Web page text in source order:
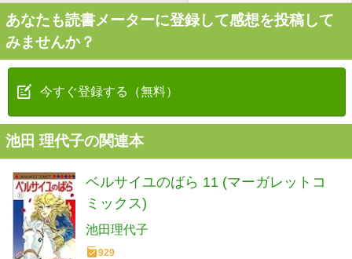
あなたも読書メーターに登録して感想を投稿して
みませんか？
今すぐ登録する（無料）
池田 理代子の関連本
ベルサイユのばら 11 (マーガレットコ
ミックス)
池田理代子
929